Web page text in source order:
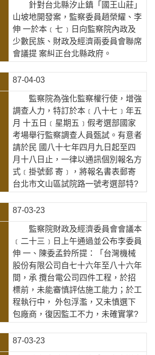
針對台北縣汐止鎮「國王山莊」
山坡地開發案，監察委員趙榮耀、李
伸 一於本﹝七﹞日向監察院內政及
少數民族、財政及經濟兩委員會聯席
會議提 案糾正台北縣政府。
87-04-03
監察院為強化監察權行使，增強
調查人力，特訂於本﹝八十七﹞年五
月 十五日﹝星期五﹞假考選部國家
考場舉行監察調查人員甄試。有意者
請於民 國八十七年四月九日起至四
月十八日止，一律以通訊個別報名方
式﹝掛號郵 寄﹞，將報名書表郵寄
台北市文山區試院路一號考選部特?
87-03-23
監察院財政及經濟委員會會議本
﹝二十三﹞日上午通過並公布李委員
伸 一、陳委孟鈴所提：「台灣機械
股份有限公司自七十六年至八十六年
間，承 攬台電公司四件工程，於招
標前，未能審慎評估施工能力；於工
程執行中， 外包浮濫，又未慎選下
包廠商，復因監工不力，未確實掌?
87-03-23